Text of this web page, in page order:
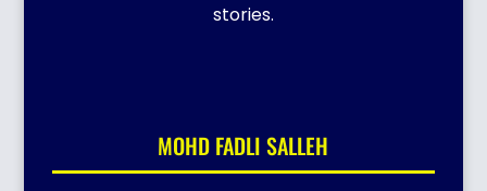
stories.
MOHD FADLI SALLEH